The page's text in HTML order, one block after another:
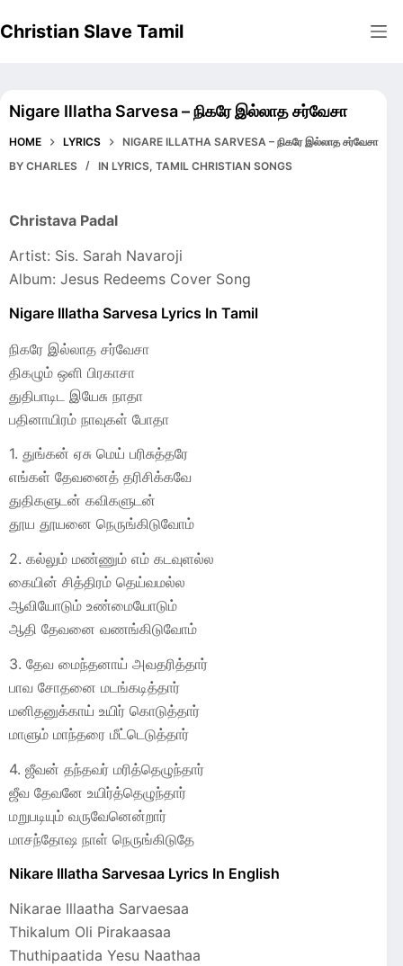
to
Christian Slave Tamil
Nigare Illatha Sarvesa – நிகரே இல்லாத சர்வேசா
HOME LYRICS
NIGARE ILLATHA SARVESA – நிகரே இல்லாத சர்வேசா
BY CHARLES IN LYRICS,TAMIL CHRISTIAN SONGS
Christava Padal
Artist: Sis. Sarah Navaroji
Album: Jesus Redeems Cover Song
Nigare Illatha Sarvesa Lyrics In Tamil
நிகரே இல்லாத சர்வேசா
திகழும் ஒளி பிரகாசா
துதிபாடிட இயேசு நாதா
பதினாயிரம் நாவுகள் போதா
1. துங்கன் ஏசு மெய் பரிசுத்தரே
எங்கள் தேவனைத் தரிசிக்கவே
துதிகளுடன் கவிகளுடன்
தூய தூயனை நெருங்கிடுவோம்
2. கல்லும் மண்ணும் எம் கடவுளல்ல
கையின் சித்திரம் தெய்வமல்ல
ஆவியோடும் உண்மையோடும்
ஆதி தேவனை வணங்கிடுவோம்
3. தேவ மைந்தனாய் அவதரித்தார்
பாவ சோதனை மடங்கடித்தார்
மனிதனுக்காய் உயிர் கொடுத்தார்
மாளும் மாந்தரை மீட்டெடுத்தார்
4. ஜீவன் தந்தவர் மரித்தெழுந்தார்
ஜீவ தேவனே உயிர்த்தெழுந்தார்
மறுபடியும் வருவேனென்றார்
மாசந்தோஷ நாள் நெருங்கிடுதே
Nikare Illatha Sarvesaa Lyrics In English
Nikarae Illaatha Sarvaesaa
Thikalum Oli Pirakaasaa
Thuthipaatida Yesu Naathaa